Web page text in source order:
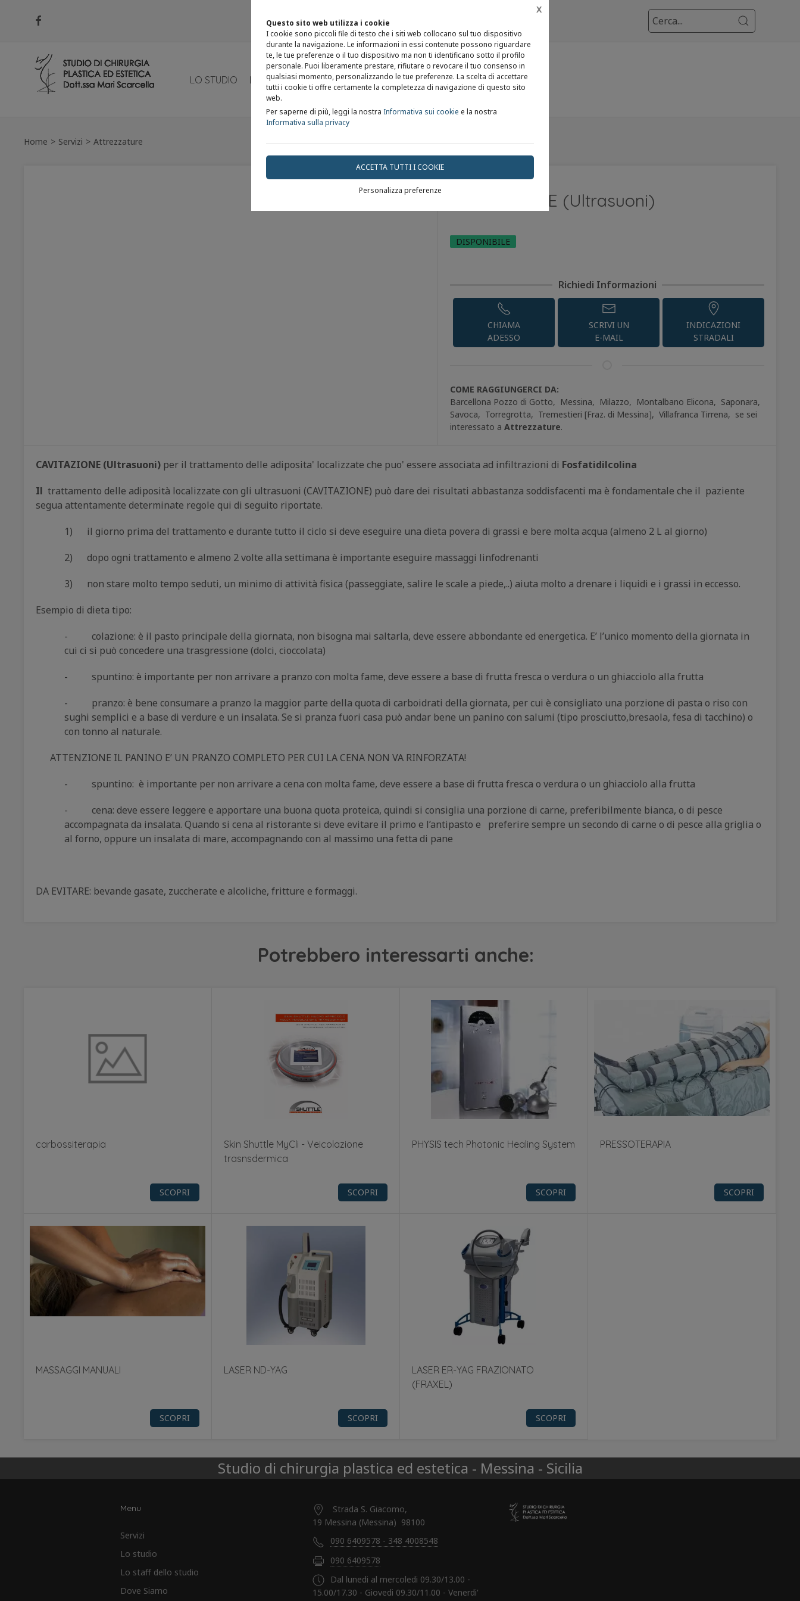
Questo sito web utilizza i cookie
I cookie sono piccoli file di testo che i siti web collocano sul tuo dispositivo
durante la navigazione. Le informazioni in essi contenute possono riguardare
te, le tue preferenze o il tuo dispositivo ma non ti identificano sotto il profilo
personale. Puoi liberamente prestare, rifiutare o revocare il tuo consenso in
qualsiasi momento, personalizzando le tue preferenze. La scelta di accettare
tutti i cookie ti offre certamente la completezza di navigazione di questo sito
web.
Per saperne di più, leggi la nostra Informativa sui cookie e la nostra
Informativa sulla privacy
ACCETTA TUTTI I COOKIE
Personalizza preferenze
X
LO STUDIO LO STAFF DELLO STUDIO DOVE SIAMO SERVIZI CONTATTACI
Home Servizi Attrezzature
CAVITAZIONE (Ultrasuoni)
DISPONIBILE
Richiedi Informazioni
CHIAMA
ADESSO
SCRIVI UN
E-MAIL
INDICAZIONI
STRADALI
COME RAGGIUNGERCI DA:
Barcellona Pozzo di Gotto, Messina, Milazzo, Montalbano Elicona, Saponara,
Savoca, Torregrotta, Tremestieri [Fraz. di Messina], Villafranca Tirrena, se sei
interessato aAttrezzature.
CAVITAZIONE (Ultrasuoni) per il trattamento delle adiposita' localizzate che puo' essere associata ad infiltrazioni di Fosfatidilcolina
Il trattamento delle adiposità localizzate con gli ultrasuoni (CAVITAZIONE) può dare dei risultati abbastanza soddisfacenti ma è fondamentale che il paziente
segua attentamente determinate regole qui di seguito riportate.
1) il giorno prima del trattamento e durante tutto il ciclo si deve eseguire una dieta povera di grassi e bere molta acqua (almeno 2 L al giorno)
2) dopo ogni trattamento e almeno 2 volte alla settimana è importante eseguire massaggi linfodrenanti
3) non stare molto tempo seduti, un minimo di attività fisica (passeggiate, salire le scale a piede,..) aiuta molto a drenare i liquidi e i grassi in eccesso.
Esempio di dieta tipo:
- colazione: è il pasto principale della giornata, non bisogna mai saltarla, deve essere abbondante ed energetica. E’ l’unico momento della giornata in
cui ci si può concedere una trasgressione (dolci, cioccolata)
- spuntino: è importante per non arrivare a pranzo con molta fame, deve essere a base di frutta fresca o verdura o un ghiacciolo alla frutta
- pranzo: è bene consumare a pranzo la maggior parte della quota di carboidrati della giornata, per cui è consigliato una porzione di pasta o riso con
sughi semplici e a base di verdure e un insalata. Se si pranza fuori casa può andar bene un panino con salumi (tipo prosciutto,bresaola, fesa di tacchino) o
con tonno al naturale.
ATTENZIONE IL PANINO E’ UN PRANZO COMPLETO PER CUI LA CENA NON VA RINFORZATA!
- spuntino: è importante per non arrivare a cena con molta fame, deve essere a base di frutta fresca o verdura o un ghiacciolo alla frutta
- cena: deve essere leggere e apportare una buona quota proteica, quindi si consiglia una porzione di carne, preferibilmente bianca, o di pesce
accompagnata da insalata. Quando si cena al ristorante si deve evitare il primo e l’antipasto e preferire sempre un secondo di carne o di pesce alla griglia o
al forno, oppure un insalata di mare, accompagnando con al massimo una fetta di pane
DA EVITARE: bevande gasate, zuccherate e alcoliche, fritture e formaggi.
Potrebbero interessarti anche:
carbossiterapia
SCOPRI
Skin Shuttle MyCli - Veicolazione
trasnsdermica
SCOPRI
PHYSIS tech Photonic Healing System
SCOPRI
PRESSOTERAPIA
SCOPRI
MASSAGGI MANUALI
SCOPRI
LASER ND-YAG
SCOPRI
LASER ER-YAG FRAZIONATO
(FRAXEL)
SCOPRI
Studio di chirurgia plastica ed estetica - Messina - Sicilia
Menu
Servizi
Lo studio
Lo staff dello studio
Dove Siamo
Strada S. Giacomo,
19 Messina (Messina) 98100
090 6409578 - 348 4008548
090 6409578
Dal lunedi al mercoledi 09.30/13.00 -
15.00/17.30 - Giovedi 09.30/11.00 - Venerdi'